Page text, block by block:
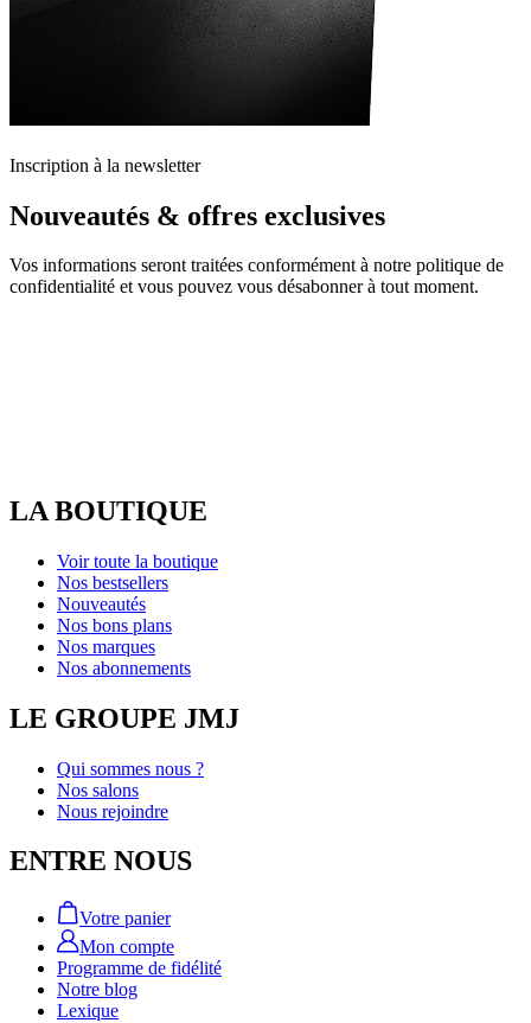
Inscription à la newsletter
Nouveautés & offres exclusives
Vos informations seront traitées conformément à notre politique de
confidentialité et vous pouvez vous désabonner à tout moment.
LA BOUTIQUE
Voir toute la boutique
Nos bestsellers
Nouveautés
Nos bons plans
Nos marques
Nos abonnements
LE GROUPE JMJ
Qui sommes nous ?
Nos salons
Nous rejoindre
ENTRE NOUS
Votre panier
Mon compte
Programme de fidélité
Notre blog
Lexique